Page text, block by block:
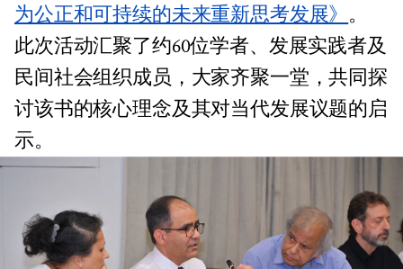
为公正和可持续的未来重新思考发展》 。
此次活动汇聚了约60位学者、发展实践者及
民间社会组织成员，大家齐聚一堂，共同探
讨该书的核心理念及其对当代发展议题的启
示。